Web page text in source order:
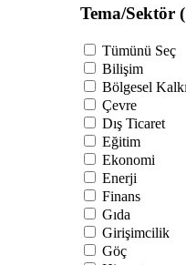
Tema/Sektör
Tümünü Seç
Bilişim
Bölgesel
Çevre
Dış Ticaret
Eğitim
Ekonomi
Enerji
Finans
Gıda
Girişimcilik
Göç